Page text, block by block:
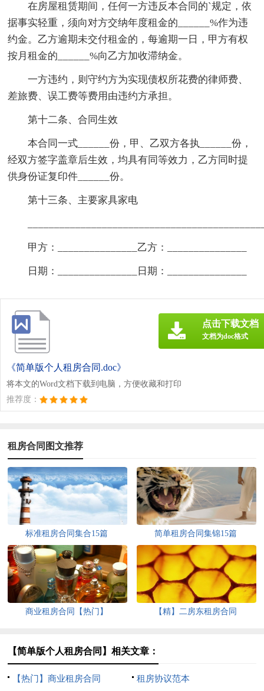
在房屋租赁期间，任何一方违反本合同的`规定，依
据事实轻重，须向对方交纳年度租金的______%作为违
约金。乙方逾期未交付租金的，每逾期一日，甲方有权
按月租金的______%向乙方加收滞纳金。
一方违约，则守约方为实现债权所花费的律师费、
差旅费、误工费等费用由违约方承担。
第十二条、合同生效
本合同一式______份，甲、乙双方各执______份，
经双方签字盖章后生效，均具有同等效力，乙方同时提
供身份证复印件______份。
第十三条、主要家具家电
甲方：_______________乙方：_______________
日期：_______________日期：_______________
《简单版个人租房合同.doc》
将本文的Word文档下载到电脑，方便收藏和打印
推荐度：
点击下载文档
文档为doc格式
租房合同图文推荐
标准租房合同集合15篇 简单租房合同集锦15篇
商业租房合同【热门】 【精】二房东租房合同
【简单版个人租房合同】相关文章：
【热门】商业租房合同 租房协议范本